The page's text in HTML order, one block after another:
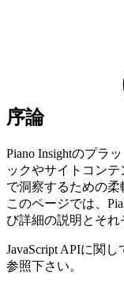
序論
Piano Insightのプラ
ックやサイトコン
で洞察するための柔
このページでは、
び詳細の説明とそれ
JavaScript APIに関し
参照下さい。